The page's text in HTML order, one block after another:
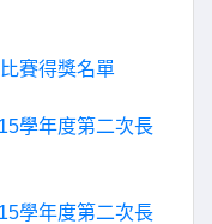
賽得獎名單
學年度第二次長
學年度第二次長